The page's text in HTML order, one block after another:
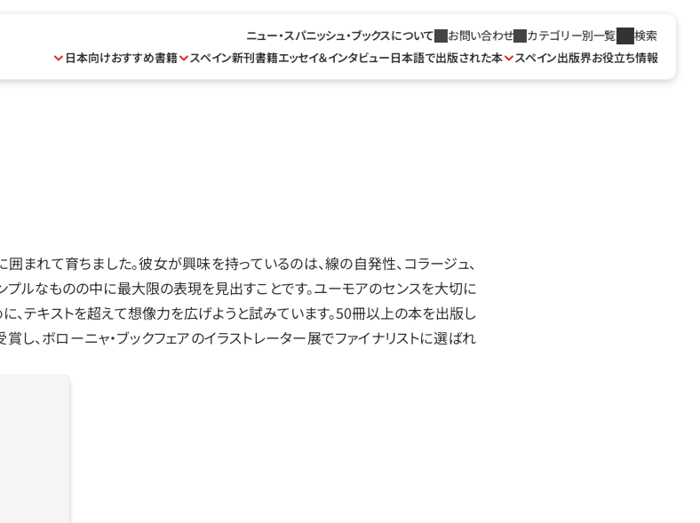
ニュー・スパニッシュ・ブックスについて お問い合わせ カテゴリー別一覧
検索
日本向けおすすめ書籍
スペイン新刊書籍エッセイ＆インタビュー日本語で出版された本 スペイン出版界お役立ち情報
まれて育ちました。彼女が興味を持っているのは、線の自発性、コラージュ、
プルなものの中に最大限の表現を見出すことです。ユーモアのセンスを大切に
、テキストを超えて想像力を広げようと試みています。50冊以上の本を出版し
し、ボローニャ・ブックフェアのイラストレーター展でファイナリストに選ばれ
造性を
えはひ
が想像
生み出
の絵本
打ち破